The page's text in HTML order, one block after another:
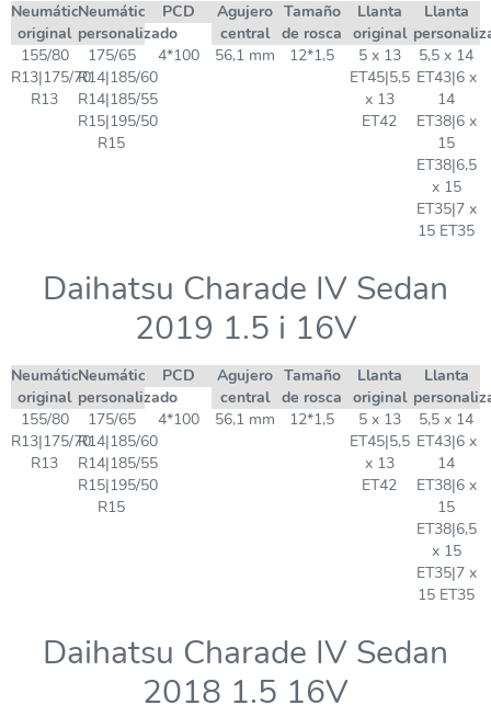
Neumático
original
Neumático
personalizado
PCD
Agujero
central
Tamaño
de rosca
Llanta
original
Llanta
155/80
R13|175/70
R13
175/65
R14|185/60
R14|185/55
R15|195/50
R15
4*100 56,1 mm 12*1,5
5 x 13
ET45|5,5
x 13
ET42
5,5 x 14
ET43|6 x
14
ET38|6 x
15
ET38|6,5
x 15
ET35|7 x
15 ET35
Daihatsu Charade IV Sedan
2019 1.5 i 16V
Neumático
original
Neumático
personalizado
PCD
Agujero
central
Tamaño
de rosca
Llanta
original
Llanta
155/80
R13|175/70
R13
175/65
R14|185/60
R14|185/55
R15|195/50
R15
4*100 56,1 mm 12*1,5
5 x 13
ET45|5,5
x 13
ET42
5,5 x 14
ET43|6 x
14
ET38|6 x
15
ET38|6,5
x 15
ET35|7 x
15 ET35
Daihatsu Charade IV Sedan
2018 1.5 16V